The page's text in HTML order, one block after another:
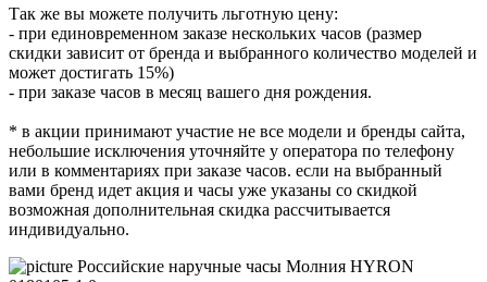
Так же вы можете получить льготную цену:
- при единовременном заказе нескольких часов (размер
скидки зависит от бренда и выбранного количество моделей и
может достигать 15%)
- при заказе часов в месяц вашего дня рождения.
* в акции принимают участие не все модели и бренды сайта,
небольшие исключения уточняйте у оператора по телефону
или в комментариях при заказе часов. если на выбранный
вами бренд идет акция и часы уже указаны со скидкой
возможная дополнительная скидка рассчитывается
индивидуально.